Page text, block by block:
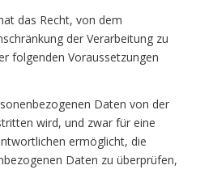
das Recht, von dem
der Verarbeitung zu
folgenden Voraussetzungen
Daten von der
wird, und zwar für eine
ermöglicht, die
Daten zu überprüfen,